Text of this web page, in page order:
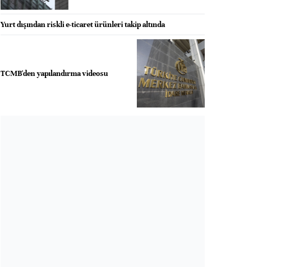
Yurt dışından riskli e-ticaret ürünleri takip altında
TCMB'den yapılandırma videosu